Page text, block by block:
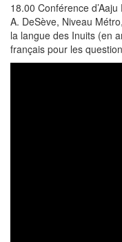
18.00 Conférence
A. DeSève, Niveau
la langue des Inuits (en
français pour les